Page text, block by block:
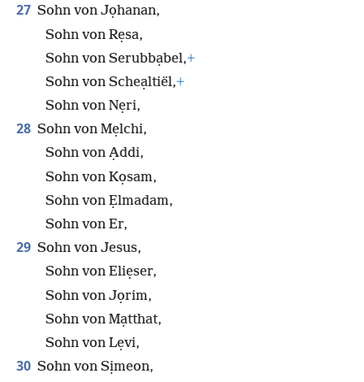
27 Sohn von Jọhanan,
Sohn von Rẹsa,
Sohn von Serubbạbel,+
Sohn von Scheạltiël,+
Sohn von Nẹri,
28 Sohn von Mẹlchi,
Sohn von Ạddi,
Sohn von Kọsam,
Sohn von Ẹlmadam,
Sohn von Er,
29 Sohn von Jesus,
Sohn von Eliẹser,
Sohn von Jọrim,
Sohn von Mạtthat,
Sohn von Lẹvi,
30 Sohn von Sịmeon,